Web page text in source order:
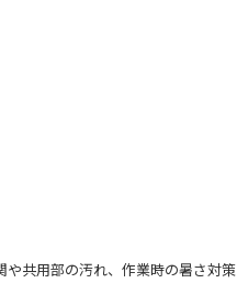
共用部の汚れ、作業時の暑さ対策